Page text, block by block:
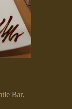
Bar.